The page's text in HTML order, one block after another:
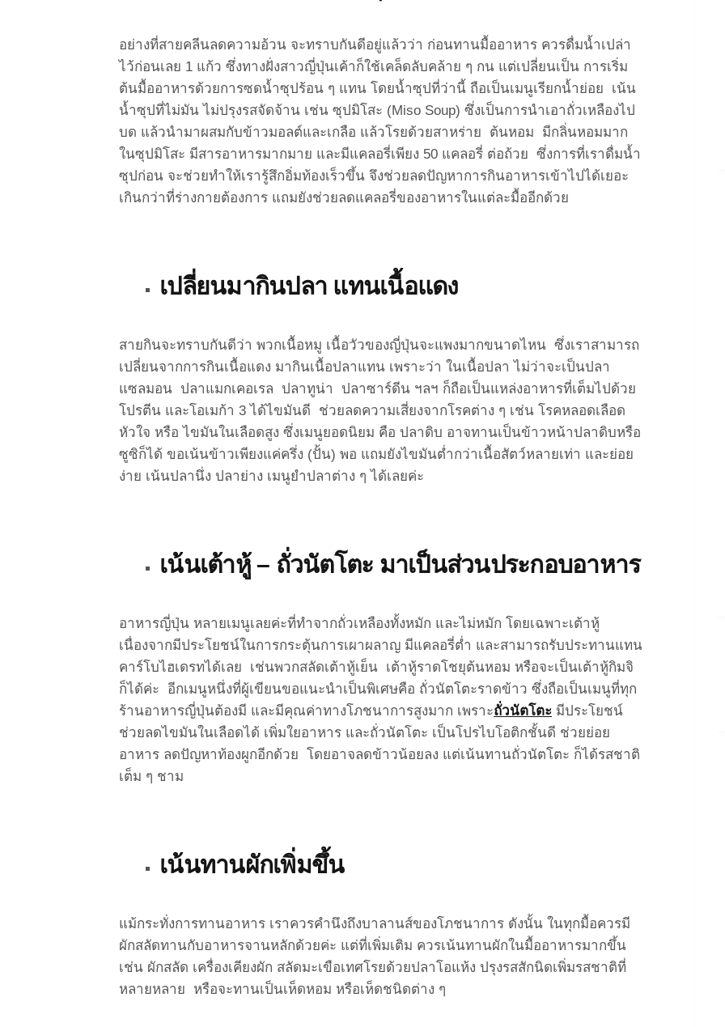
อย่างที่สายคลีนลดความอ้วน จะทราบกันดีอยู่แล้วว่า ก่อนทานมื้ออาหาร ควรดื่มน้ำเปล่า
ไว้ก่อนเลย 1 แก้ว ซึ่งทางฝั่งสาวญี่ปุ่นเค้าก็ใช้เคล็ดลับคล้าย ๆ กน แต่เปลี่ยนเป็น การเริ่ม
ต้นมื้ออาหารด้วยการซดน้ำซุปร้อน ๆ แทน โดยน้ำซุปที่ว่านี้ ถือเป็นเมนูเรียกน้ำย่อย เน้น
น้ำซุปที่ไม่มัน ไม่ปรุงรสจัดจ้าน เช่น ซุปมิโสะ (Miso Soup) ซึ่งเป็นการนำเอาถั่วเหลืองไป
บด แล้วนำมาผสมกับข้าวมอลต์และเกลือ แล้วโรยด้วยสาหร่าย ต้นหอม มีกลิ่นหอมมาก
ในซุปมิโสะ มีสารอาหารมากมาย และมีแคลอรี่เพียง 50 แคลอรี่ ต่อถ้วย ซึ่งการที่เราดื่มน้ำ
ซุปก่อน จะช่วยทำให้เรารู้สึกอิ่มท้องเร็วขึ้น จึงช่วยลดปัญหาการกินอาหารเข้าไปได้เยอะ
เกินกว่าที่ร่างกายต้องการ แถมยังช่วยลดแคลอรี่ของอาหารในแต่ละมื้ออีกด้วย
เปลี่ยนมากินปลา แทนเนื้อแดง
สายกินจะทราบกันดีว่า พวกเนื้อหมู เนื้อวัวของญี่ปุ่นจะแพงมากขนาดไหน ซึ่งเราสามารถ
เปลี่ยนจากการกินเนื้อแดง มากินเนื้อปลาแทน เพราะว่า ในเนื้อปลา ไม่ว่าจะเป็นปลา
แซลมอน ปลาแมกเคอเรล ปลาทูน่า ปลาซาร์ดีน ฯลฯ ก็ถือเป็นแหล่งอาหารที่เต็มไปด้วย
โปรตีน และโอเมก้า 3 ได้ไขมันดี ช่วยลดความเสี่ยงจากโรคต่าง ๆ เช่น โรคหลอดเลือด
หัวใจ หรือ ไขมันในเลือดสูง ซึ่งเมนูยอดนิยม คือ ปลาดิบ อาจทานเป็นข้าวหน้าปลาดิบหรือ
ซูซิก็ได้ ขอเน้นข้าวเพียงแค่ครึ่ง (ปั้น) พอ แถมยังไขมันต่ำกว่าเนื้อสัตว์หลายเท่า และย่อย
ง่าย เน้นปลานึ่ง ปลาย่าง เมนูยำปลาต่าง ๆ ได้เลยค่ะ
เน้นเต้าหู้ – ถั่วนัตโตะ มาเป็นส่วนประกอบอาหาร
อาหารญี่ปุ่น หลายเมนูเลยค่ะที่ทำจากถั่วเหลืองทั้งหมัก และไม่หมัก โดยเฉพาะเต้าหู้
เนื่องจากมีประโยชน์ในการกระตุ้นการเผาผลาญ มีแคลอรี่ต่ำ และสามารถรับประทานแทน
คาร์โบไฮเดรทได้เลย เช่นพวกสลัดเต้าหู้เย็น เต้าหู้ราดโชยุต้นหอม หรือจะเป็นเต้าหู้กิมจิ
ก็ได้ค่ะ อีกเมนูหนึ่งที่ผู้เขียนขอแนะนำเป็นพิเศษคือ ถั่วนัตโตะราดข้าว ซึ่งถือเป็นเมนูที่ทุก
ร้านอาหารญี่ปุ่นต้องมี และมีคุณค่าทางโภชนาการสูงมาก เพราะถั่วนัตโตะ มีประโยชน์
ช่วยลดไขมันในเลือดได้ เพิ่มใยอาหาร และถั่วนัตโตะ เป็นโปรไบโอติกชั้นดี ช่วยย่อย
อาหาร ลดปัญหาท้องผูกอีกด้วย โดยอาจลดข้าวน้อยลง แต่เน้นทานถั่วนัตโตะ ก็ได้รสชาติ
เต็ม ๆ ชาม
เน้นทานผักเพิ่มขึ้น
แม้กระทั่งการทานอาหาร เราควรคำนึงถึงบาลานส์ของโภชนาการ ดังนั้น ในทุกมื้อควรมี
ผักสลัดทานกับอาหารจานหลักด้วยค่ะ แต่ที่เพิ่มเติม ควรเน้นทานผักในมื้ออาหารมากขึ้น
เช่น ผักสลัด เครื่องเคียงผัก สลัดมะเขือเทศโรยด้วยปลาโอแห้ง ปรุงรสสักนิดเพิ่มรสชาติที่
หลายหลาย หรือจะทานเป็นเห็ดหอม หรือเห็ดชนิดต่าง ๆ